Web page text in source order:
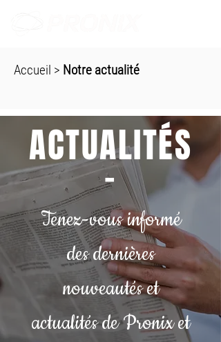
Accueil > Notre actualité
ACTUALITÉS
-
Tenez-vous informé
des dernières
nouveautés et
actualités de Pronix et